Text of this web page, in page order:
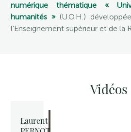
numérique thématique «
humanités »(U.O.H.)
l’Enseignement supérieur et de la
Vidéos
Laurent